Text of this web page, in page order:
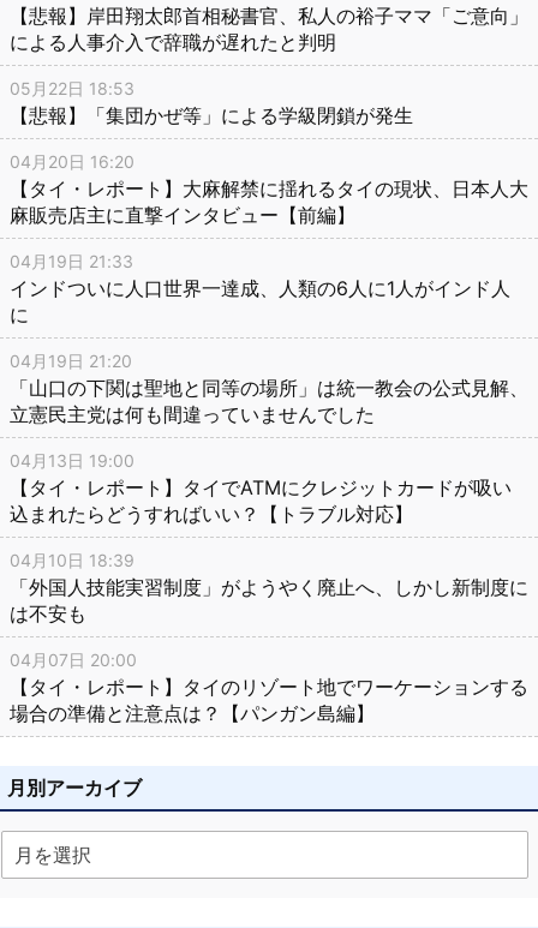
【悲報】岸田翔太郎首相秘書官、私人の裕子ママ「ご意向」
による人事介入で辞職が遅れたと判明
05月22日 18:53
【悲報】「集団かぜ等」による学級閉鎖が発生
04月20日 16:20
【タイ・レポート】大麻解禁に揺れるタイの現状、日本人大
麻販売店主に直撃インタビュー【前編】
04月19日 21:33
インドついに人口世界一達成、人類の6人に1人がインド人
に
04月19日 21:20
「山口の下関は聖地と同等の場所」は統一教会の公式見解、
立憲民主党は何も間違っていませんでした
04月13日 19:00
【タイ・レポート】タイでATMにクレジットカードが吸い
込まれたらどうすればいい？【トラブル対応】
04月10日 18:39
「外国人技能実習制度」がようやく廃止へ、しかし新制度に
は不安も
04月07日 20:00
【タイ・レポート】タイのリゾート地でワーケーションする
場合の準備と注意点は？【パンガン島編】
月別アーカイブ